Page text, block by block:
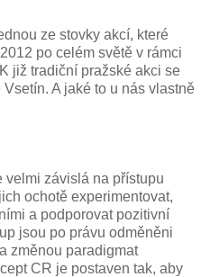
ze stovky akcí, které
po celém světě v rámci
již tradiční pražské akci se
A jaké to u nás vlastně
velmi závislá na přístupu
ochotě experimentovat,
a podporovat pozitivní
jsou po právu odměněni
změnou paradigmat
CR je postaven tak, aby